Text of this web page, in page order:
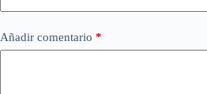
Añadir comentario *